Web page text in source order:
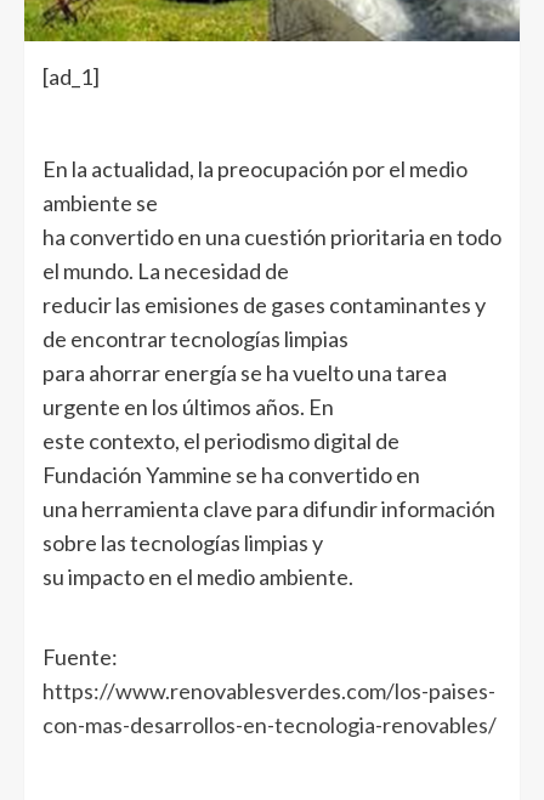
[ad_1]
En la actualidad, la preocupación por el medio
ambiente se
ha convertido en una cuestión prioritaria en todo
el mundo. La necesidad de
reducir las emisiones de gases contaminantes y
de encontrar tecnologías limpias
para ahorrar energía se ha vuelto una tarea
urgente en los últimos años. En
este contexto, el periodismo digital de
Fundación Yammine se ha convertido en
una herramienta clave para difundir información
sobre las tecnologías limpias y
su impacto en el medio ambiente.
Fuente:
https://www.renovablesverdes.com/los-paises-
con-mas-desarrollos-en-tecnologia-renovables/